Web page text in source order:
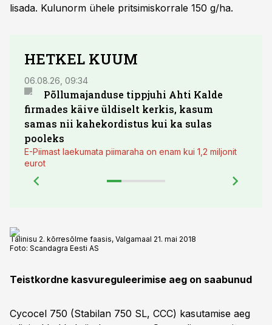
lisada. Kulunorm ühele pritsimiskorrale 150 g/ha.
HETKEL KUUM
06.08.26, 09:34
Põllumajanduse tippjuhi Ahti Kalde
firmades käive üldiselt kerkis, kasum
samas nii kahekordistus kui ka sulas
pooleks
E-Piimast laekumata piimaraha on enam kui 1,2 miljonit
eurot
Talinisu 2. kõrresõlme faasis, Valgamaal 21. mai 2018
Foto: Scandagra Eesti AS
Teistkordne kasvureguleerimise aeg on saabunud
Cycocel 750 (Stabilan 750 SL, CCC) kasutamise aeg